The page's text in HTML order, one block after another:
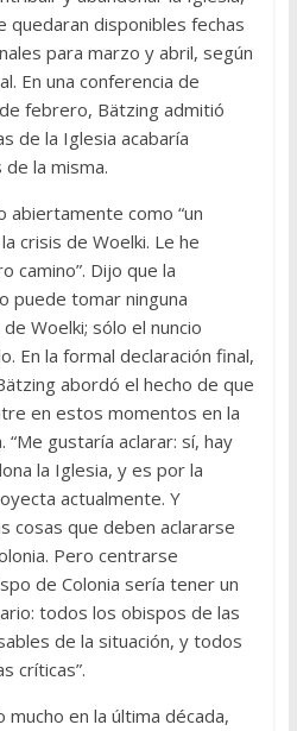
quedaran disponibles fechas
para marzo y abril, según
En una conferencia de
febrero, Bätzing admitió
de la Iglesia acabaría
la misma.
abiertamente como “un
crisis de Woelki. Le he
camino”. Dijo que la
puede tomar ninguna
Woelki; sólo el nuncio
En la formal declaración final,
abordó el hecho de que
en estos momentos en la
“Me gustaría aclarar: sí, hay
la Iglesia, y es por la
actualmente. Y
cosas que deben aclararse
Pero centrarse
de Colonia sería tener un
todos los obispos de las
de la situación, y todos
críticas”.
mucho en la última década,